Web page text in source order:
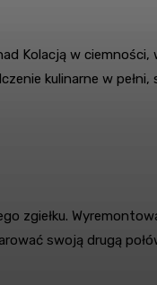
Kolacją w
kulinarne w
zgiełku.
swoją drugą